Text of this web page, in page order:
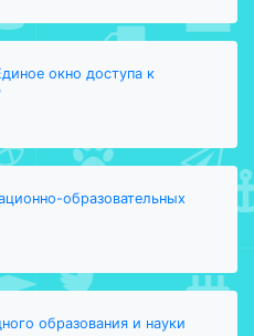
окно доступа к
образовательных
образования и науки